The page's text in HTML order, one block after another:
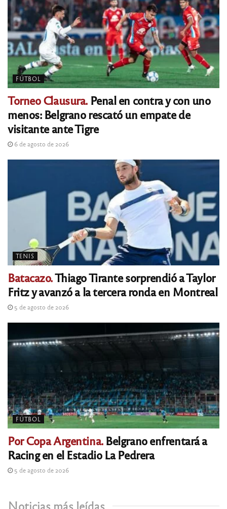
FÚTBOL
Torneo Clausura.Penal en contra y con uno
menos: Belgrano rescató un empate de
visitante ante Tigre
6 de agosto de 2026
TENIS
Batacazo.Thiago Tirante sorprendió a Taylor
Fritz y avanzó a la tercera ronda en Montreal
5 de agosto de 2026
FÚTBOL
Por Copa Argentina.Belgrano enfrentará a
Racing en el Estadio La Pedrera
5 de agosto de 2026
Noticias más leídas